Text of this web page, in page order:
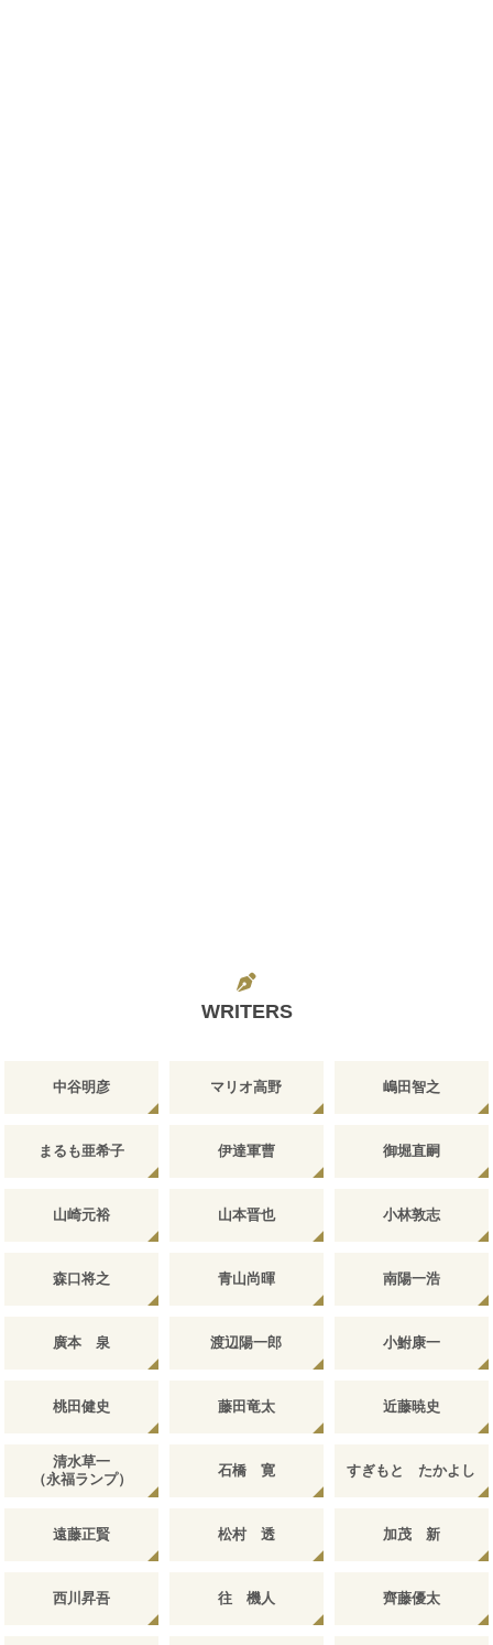
WRITERS
中谷明彦 マリオ高野 嶋田智之
まるも亜希子 伊達軍曹 御堀直嗣
山崎元裕 山本晋也 小林敦志
森口将之 青山尚暉 南陽一浩
廣本 泉 渡辺陽一郎 小鮒康一
桃田健史 藤田竜太 近藤暁史
清水草一
（永福ランプ）
石橋 寛 すぎもと たかよし
遠藤正賢 松村 透 加茂 新
西川昇吾 往 機人 齊藤優太